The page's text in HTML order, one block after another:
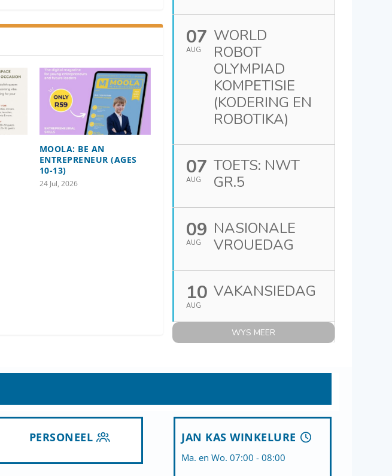
MOOLA: BE AN
ENTREPRENEUR (AGES
10-13)
24 Jul, 2026
07
AUG
WORLD
ROBOT
OLYMPIAD
KOMPETISIE
(KODERING EN
ROBOTIKA)
07
AUG
TOETS: NWT
GR.5
09
AUG
NASIONALE
VROUEDAG
10
AUG
VAKANSIEDAG
WYS MEER
PERSONEEL JAN KAS WINKELURE
Ma. en Wo. 07:00 - 08:00